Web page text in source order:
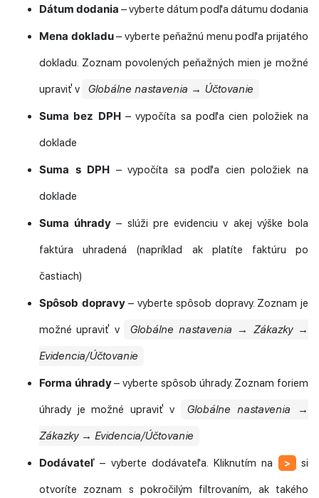
Dátum dodania – vyberte dátum podľa dátumu dodania
Mena dokladu– vyberte peňažnú menu podľa prijatého
dokladu. Zoznam povolených peňažných mien je možné
upraviť v Globálne nastavenia → Účtovanie
Suma bez DPH– vypočíta sa podľa cien položiek na
doklade
Suma s DPH – vypočíta sa podľa cien položiek na
doklade
Suma úhrady – slúži pre evidenciu v akej výške bola
faktúra uhradená (napríklad ak platíte faktúru po
častiach)
Spôsob dopravy– vyberte spôsob dopravy. Zoznam je
možné upraviť v Globálne nastavenia → Zákazky →
Evidencia/Účtovanie
Forma úhrady– vyberte spôsob úhrady. Zoznam foriem
úhrady je možné upraviť v Globálne nastavenia →
Zákazky → Evidencia/Účtovanie
Dodávateľ – vyberte dodávateľa. Kliknutím na > si
otvoríte zoznam s pokročilým filtrovaním, ak takého